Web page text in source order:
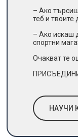
– Ако
теб и твоите
– Ако искаш
спортни
Очакват те
НАУЧИ